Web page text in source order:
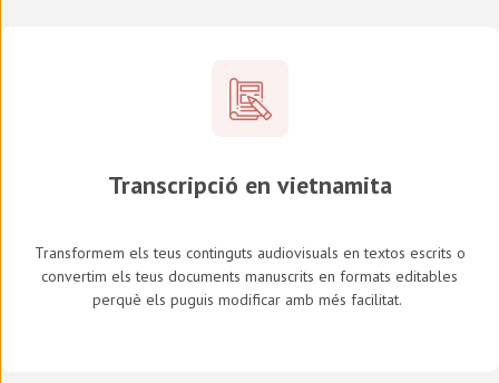
Transcripció en vietnamita
Transformem els teus continguts audiovisuals en textos escrits o
convertim els teus documents manuscrits en formats editables
perquè els puguis modificar amb més facilitat.